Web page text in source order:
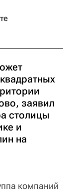
заявил
столицы
и
на
компаний